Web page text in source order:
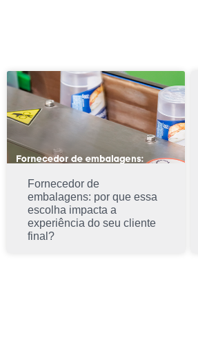
Fornecedor de
embalagens: por que essa
escolha impacta a
experiência do seu cliente
final?